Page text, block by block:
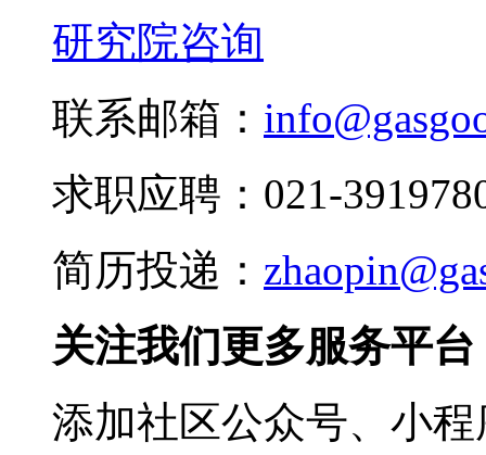
研究院咨询
联系邮箱：
求职应聘：021-
简历投递：
关注我们更多服务平台
添加社区公众号、小